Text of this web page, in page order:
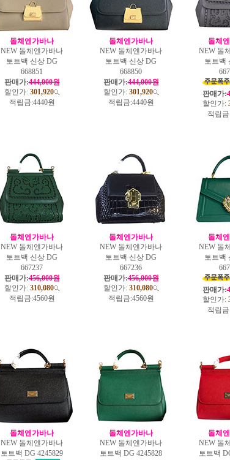
돌체엔가바나
NEW 돌체엔가바나
토트백 신상 DG
668851
판매가:444,000원
할인가: 301,920
적립금:4440원
돌체엔가바나
NEW 돌체엔가바나
토트백 신상 DG
668850
판매가:444,000원
할인가: 301,920
적립금:4440원
돌체
NEW 돌
토트백
판매가:
할인가:
적립
돌체엔가바나
NEW 돌체엔가바나
토트백 신상 DG
667237
판매가:456,000원
할인가: 310,080
적립금:4560원
돌체엔가바나
NEW 돌체엔가바나
토트백 신상 DG
667236
판매가:456,000원
할인가: 310,080
적립금:4560원
돌체
NEW 돌
토트백
판매가:
할인가:
적립
돌체엔가바나
NEW 돌체엔가바나
토트백 DG 4245829
돌체엔가바나
NEW 돌체엔가바나
토트백 DG 4245828
돌체
NEW 돌
토트백